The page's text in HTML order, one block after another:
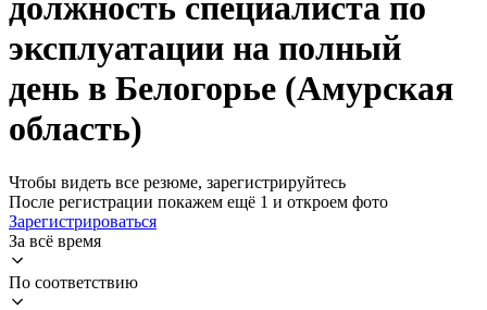
должность специалиста по
эксплуатации на полный
день в Белогорье (Амурская
область)
Чтобы видеть все резюме, зарегистрируйтесь
После регистрации покажем ещё 1 и откроем фото
Зарегистрироваться
За всё время
По соответствию